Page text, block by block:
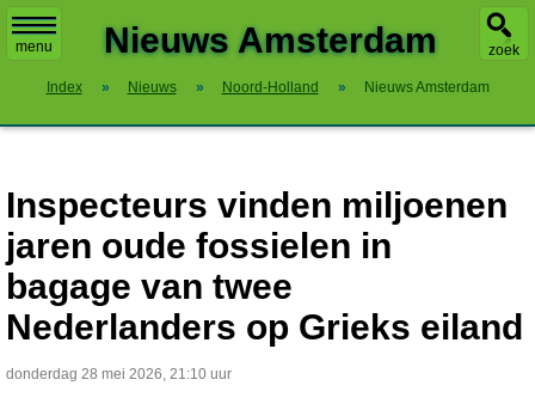
menu zoek
Nieuws Amsterdam
Index » Nieuws » Noord-Holland » Nieuws Amsterdam
Inspecteurs vinden miljoenen
jaren oude fossielen in
bagage van twee
Nederlanders op Grieks eiland
donderdag 28 mei 2026, 21:10 uur